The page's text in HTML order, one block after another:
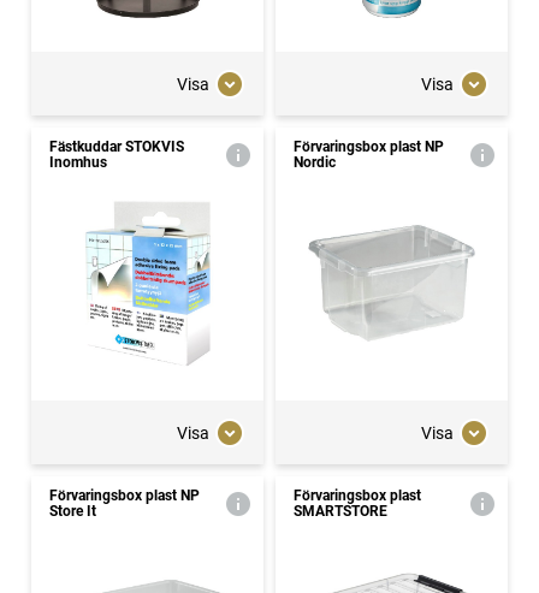
Visa Visa
Fästkuddar STOKVIS
Inomhus
Visa
Förvaringsbox plast NP
Nordic
Visa
Förvaringsbox plast NP
Store It
Förvaringsbox plast
SMARTSTORE